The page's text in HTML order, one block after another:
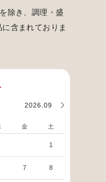
除き、調理・盛
含まれておりま
2026.09
金 土
1
7 8